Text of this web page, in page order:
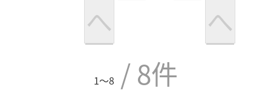
へ
へ
1〜8 / 8件